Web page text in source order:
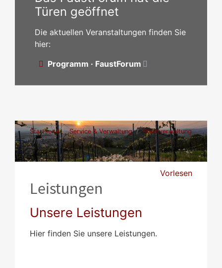
Türen geöffnet
Die aktuellen Veranstaltungen finden Sie
hier:
Programm · FaustForum
Startseite Service & Verwaltung
Stadtverwaltung
Leistungen
Vorlesen
Leistungen
Unsere Leistungen
Hier finden Sie unsere Leistungen.